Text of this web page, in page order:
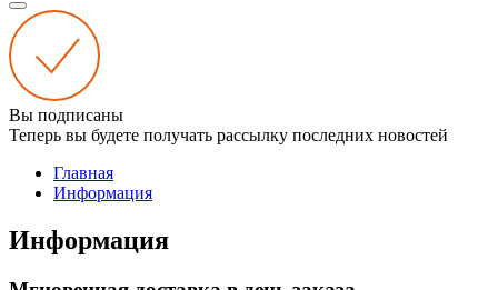
Вы подписаны
Теперь вы будете получать рассылку последних новостей
Главная
Информация
Информация